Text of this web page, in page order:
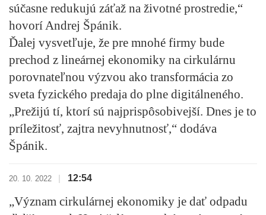
súčasne redukujú záťaž na životné prostredie,“
hovorí Andrej Špánik.
Ďalej vysvetľuje, že pre mnohé firmy bude
prechod z lineárnej ekonomiky na cirkulárnu
porovnateľnou výzvou ako transformácia zo
sveta fyzického predaja do plne digitálneného.
„Prežijú tí, ktorí sú najprispôsobivejší. Dnes je to
príležitosť, zajtra nevyhnutnosť,“ dodáva
Špánik.
20. 10. 2022 12:54
„Význam cirkulárnej ekonomiky je dať odpadu